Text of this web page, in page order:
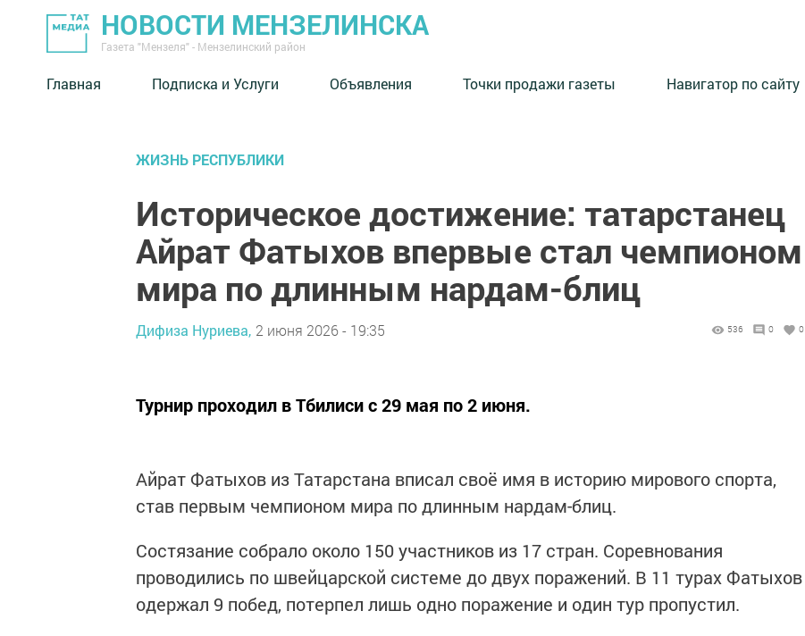
НОВОСТИ МЕНЗЕЛИНСКА
Газета "Мензеля" - Мензелинский район
Главная Подписка и Услуги Объявления Точки продажи газеты Навигатор по сайту
ЖИЗНЬ РЕСПУБЛИКИ
Историческое достижение: татарстанец
Айрат Фатыхов впервые стал чемпионом
мира по длинным нардам-блиц
Дифиза Нуриева, 2 июня 2026 - 19:35 536 0 0
Турнир проходил в Тбилиси с 29 мая по 2 июня.
Айрат Фатыхов из Татарстана вписал своё имя в историю мирового спорта,
став первым чемпионом мира по длинным нардам-блиц.
Состязание собрало около 150 участников из 17 стран. Соревнования
проводились по швейцарской системе до двух поражений. В 11 турах Фатыхов
одержал 9 побед, потерпел лишь одно поражение и один тур пропустил.